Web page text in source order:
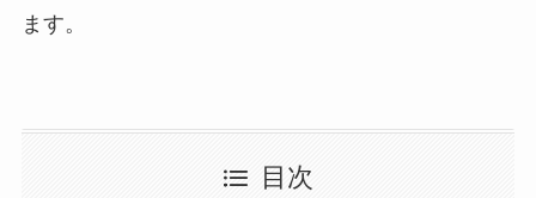
ます。
目次